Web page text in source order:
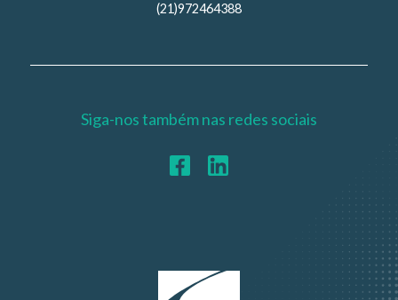
(21)972464388
Siga-nos também nas redes sociais